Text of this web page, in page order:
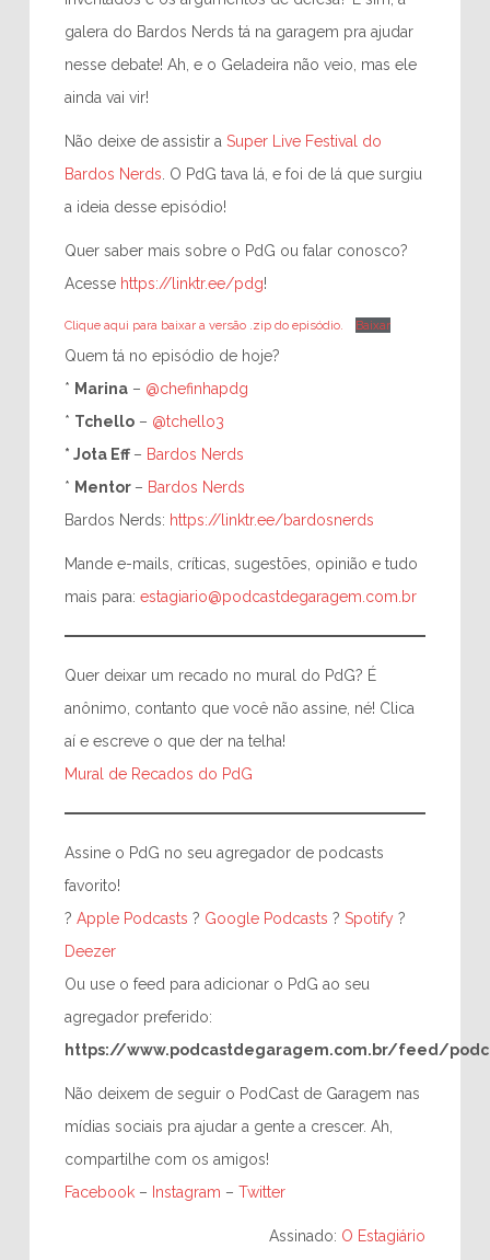
galera do Bardos Nerds tá na garagem pra ajudar
nesse debate! Ah, e o Geladeira não veio, mas ele
ainda vai vir!
Não deixe de assistir a Super Live Festival do
Bardos Nerds . O PdG tava lá, e foi de lá que surgiu
a ideia desse episódio!
Quer saber mais sobre o PdG ou falar conosco?
Acesse https://linktr.ee/pdg!
Clique aqui para baixar a versão .zip do episódio. Baixar
Quem tá no episódio de hoje?
* Marina– @chefinhapdg
* Tchello– @tchello3
* Jota Eff – Bardos Nerds
* Mentor – Bardos Nerds
Bardos Nerds: https://linktr.ee/bardosnerds
Mande e-mails, críticas, sugestões, opinião e tudo
mais para: estagiario@podcastdegaragem.com.br
Quer deixar um recado no mural do PdG? É
anônimo, contanto que você não assine, né! Clica
aí e escreve o que der na telha!
Mural de Recados do PdG
Assine o PdG no seu agregador de podcasts
favorito!
? Apple Podcasts ? Google Podcasts ? Spotify?
Deezer
Ou use o feed para adicionar o PdG ao seu
agregador preferido:
https://www.podcastdegaragem.com.br/feed/
Não deixem de seguir o PodCast de Garagem nas
mídias sociais pra ajudar a gente a crescer. Ah,
compartilhe com os amigos!
Facebook– Instagram – Twitter
Assinado: O Estagiário